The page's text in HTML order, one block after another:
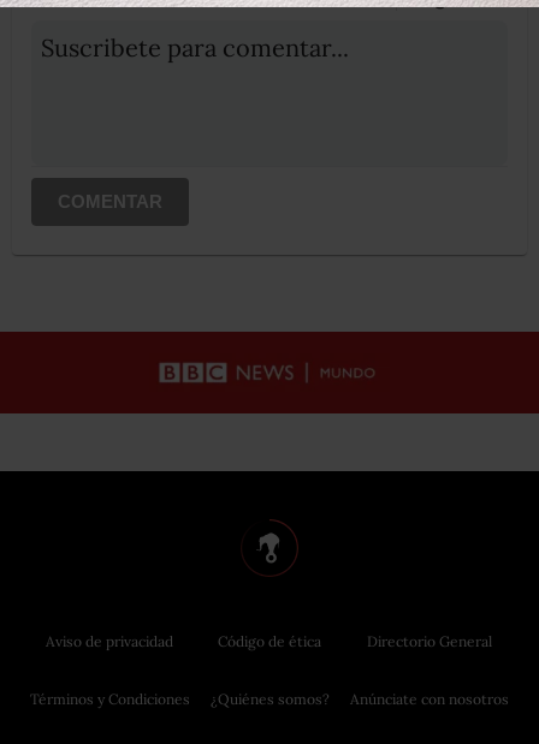
Suscribete para comentar...
COMENTAR
Aviso de privacidad
Términos y Condiciones
Código de ética
¿Quiénes somos?
Directorio General
Anúnciate con nosotros